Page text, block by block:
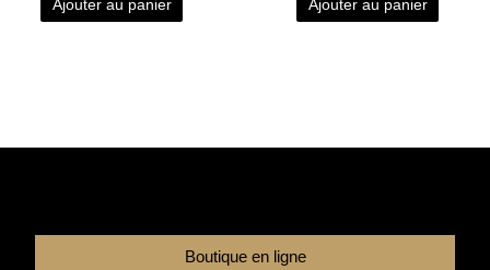
Ajouter au panier Ajouter au panier
Boutique en ligne